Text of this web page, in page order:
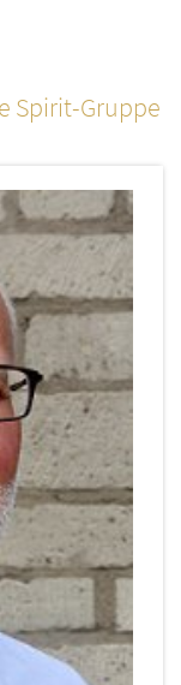
Spirit-Gruppe